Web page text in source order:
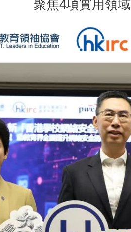
聚焦4項實用領